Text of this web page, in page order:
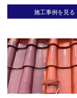
施工事例を見る